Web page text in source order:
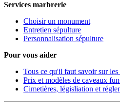
Services marbrerie
Choisir un monument
Entretien sépulture
Personnalisation sépulture
Pour vous aider
Tous ce qu'il faut savoir sur les
Prix et modèles de caveaux
Cimetières, législiation et